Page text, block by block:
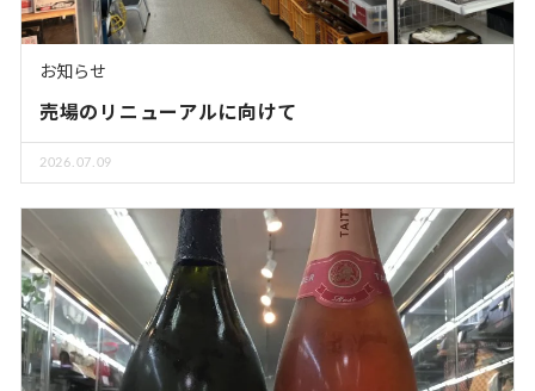
お知らせ
売場のリニューアルに向けて
2026.07.09